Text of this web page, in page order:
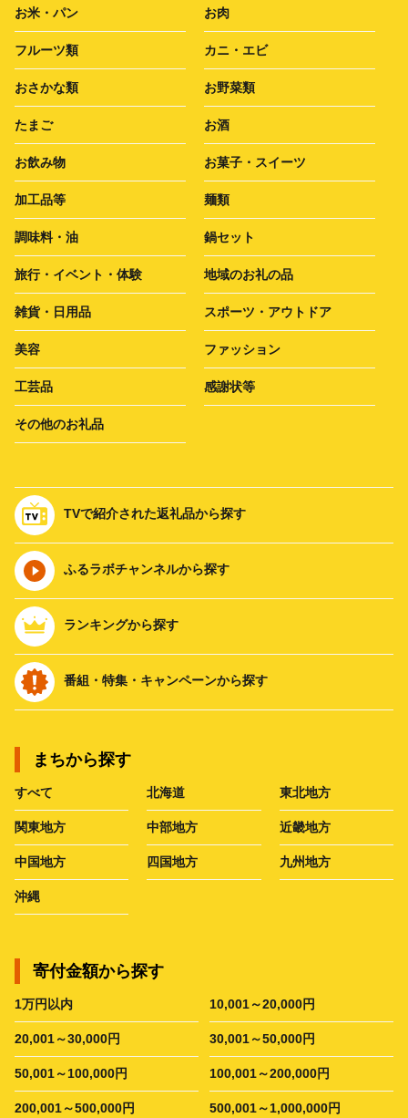
お米・パン お肉
フルーツ類 カニ・エビ
おさかな類 お野菜類
たまご お酒
お飲み物 お菓子・スイーツ
加工品等 麺類
調味料・油 鍋セット
旅行・イベント・体験 地域のお礼の品
雑貨・日用品 スポーツ・アウトドア
美容 ファッション
工芸品 感謝状等
その他のお礼品
TVで紹介された返礼品から探す
ふるラボチャンネルから探す
ランキングから探す
番組・特集・キャンペーンから探す
まちから探す
すべて 北海道 東北地方
関東地方 中部地方 近畿地方
中国地方 四国地方 九州地方
沖縄
寄付金額から探す
1万円以内 10,001～20,000円
20,001～30,000円 30,001～50,000円
50,001～100,000円 100,001～200,000円
200,001～500,000円 500,001～1,000,000円